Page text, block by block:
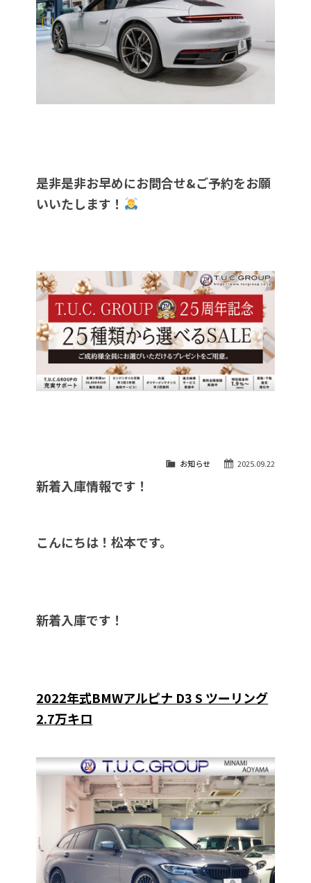
是非是非お早めにお問合せ&ご予約をお願
いいたします！
2025.09.22
お知らせ
新着入庫情報です！
こんにちは！松本です。
新着入庫です！
2022年式BMWアルピナ D3 S ツーリング
2.7万キロ